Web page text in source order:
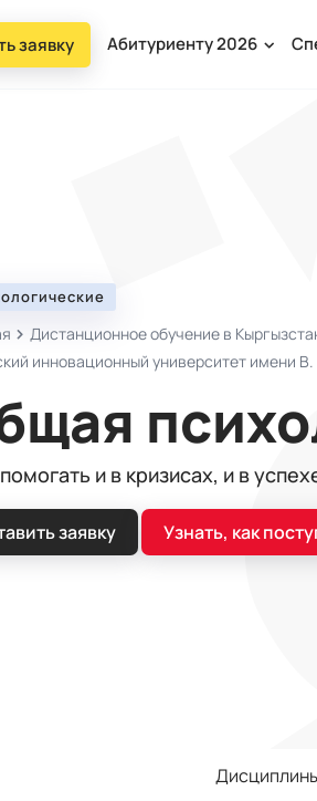
заявку Абитуриенту 2026
Дистанционное обучение в
инновационный университет имени
и в кризисах, и в
заявку Узнать, как